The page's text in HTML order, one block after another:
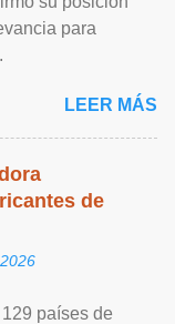
para
LEER MÁS
de
países de